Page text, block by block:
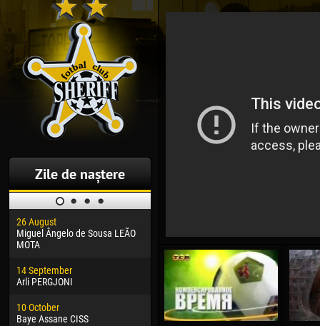
Zile de naștere
26 August
Miguel Ângelo de Sousa LEÃO
MOTA
14 September
Arli PERGJONI
10 October
Baye Assane CISS
24 February
Vladislav COSTIN
02 March
Veaceslav COZMA
13
24